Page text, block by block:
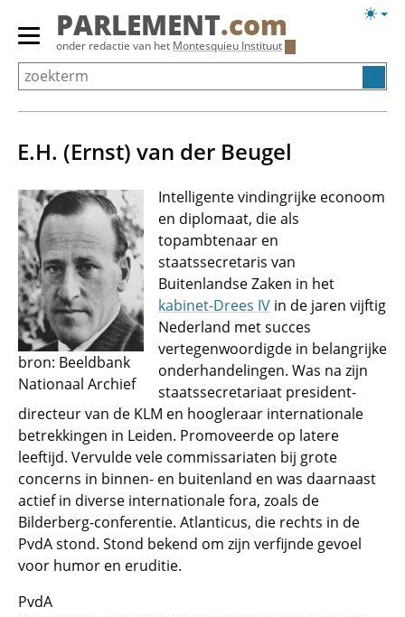
Overslaan
Primair
menu
tonen/verbergen
PARLEMENT.com
onder redactie van het Montesquieu Instituut
E.H. (Ernst) van der Beugel
bron: Beeldbank
Nationaal Archief
Intelligente vindingrijke econoom
en diplomaat, die als
topambtenaar en
staatssecretaris van
Buitenlandse Zaken in het
kabinet-Drees IV in de jaren vijftig
Nederland met succes
vertegenwoordigde in belangrijke
onderhandelingen. Was na zijn
staatssecretariaat president-
directeur van de KLM en hoogleraar internationale
betrekkingen in Leiden. Promoveerde op latere
leeftijd. Vervulde vele commissariaten bij grote
concerns in binnen- en buitenland en was daarnaast
actief in diverse internationale fora, zoals de
Bilderberg-conferentie. Atlanticus, die rechts in de
PvdA stond. Stond bekend om zijn verfijnde gevoel
voor humor en eruditie.
PvdA